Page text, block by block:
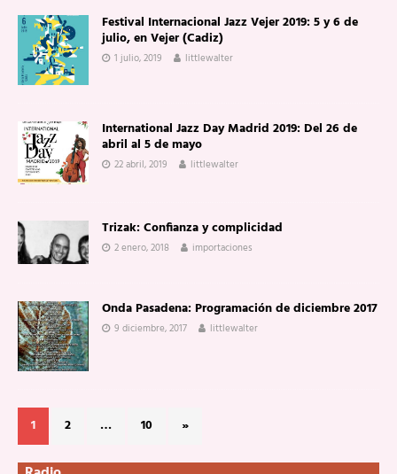
Festival Internacional Jazz Vejer 2019: 5 y 6 de
julio, en Vejer (Cadiz)
1 julio, 2019 littlewalter
International Jazz Day Madrid 2019: Del 26 de
abril al 5 de mayo
22 abril, 2019 littlewalter
Trizak: Confianza y complicidad
2 enero, 2018 importaciones
Onda Pasadena: Programación de diciembre 2017
9 diciembre, 2017 littlewalter
1 2 … 10 »